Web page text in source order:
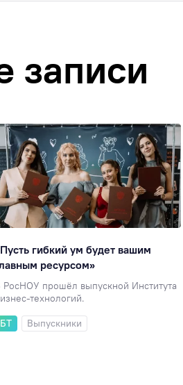
записи
гибкий ум будет вашим
ресурсом»
РосНОУ прошёл выпускной Института
технологий.
БТ
Выпускники